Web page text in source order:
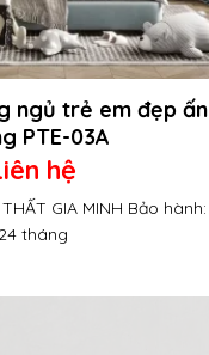
ngủ trẻ em đẹp ấn
PTE-03A
hệ
GIA MINH Bảo hành:
24 tháng